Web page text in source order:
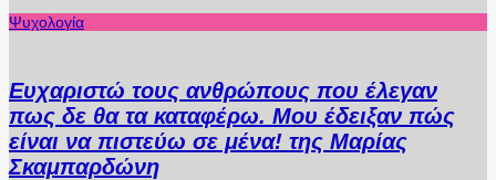
Ψυχολογία
Ευχαριστώ τους ανθρώπους που έλεγαν
πως δε θα τα καταφέρω. Μου έδειξαν πώς
είναι να πιστεύω σε μένα! της Μαρίας
Σκαμπαρδώνη